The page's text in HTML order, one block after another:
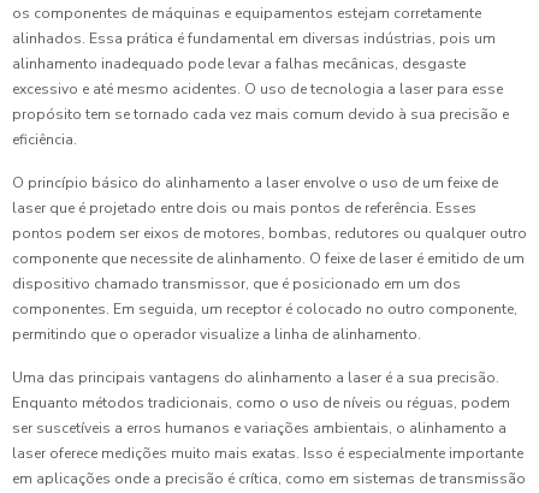
os componentes de máquinas e equipamentos estejam corretamente
alinhados. Essa prática é fundamental em diversas indústrias, pois um
alinhamento inadequado pode levar a falhas mecânicas, desgaste
excessivo e até mesmo acidentes. O uso de tecnologia a laser para esse
propósito tem se tornado cada vez mais comum devido à sua precisão e
eficiência.
O princípio básico do alinhamento a laser envolve o uso de um feixe de
laser que é projetado entre dois ou mais pontos de referência. Esses
pontos podem ser eixos de motores, bombas, redutores ou qualquer outro
componente que necessite de alinhamento. O feixe de laser é emitido de um
dispositivo chamado transmissor, que é posicionado em um dos
componentes. Em seguida, um receptor é colocado no outro componente,
permitindo que o operador visualize a linha de alinhamento.
Uma das principais vantagens do alinhamento a laser é a sua precisão.
Enquanto métodos tradicionais, como o uso de níveis ou réguas, podem
ser suscetíveis a erros humanos e variações ambientais, o alinhamento a
laser oferece medições muito mais exatas. Isso é especialmente importante
em aplicações onde a precisão é crítica, como em sistemas de transmissão